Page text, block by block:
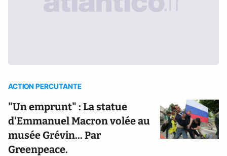
ACTION PERCUTANTE
"Un emprunt" : La statue
d'Emmanuel Macron volée au
musée Grévin... Par
Greenpeace.